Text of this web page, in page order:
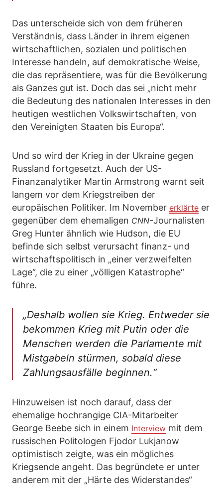
Das unterscheide sich von dem früheren
Verständnis, dass Länder in ihrem eigenen
wirtschaftlichen, sozialen und politischen
Interesse handeln, auf demokratische Weise,
die das repräsentiere, was für die Bevölkerung
als Ganzes gut ist. Doch das sei „nicht mehr
die Bedeutung des nationalen Interesses in den
heutigen westlichen Volkswirtschaften, von
den Vereinigten Staaten bis Europa“.
Und so wird der Krieg in der Ukraine gegen
Russland fortgesetzt. Auch der US-
Finanzanalytiker Martin Armstrong warnt seit
langem vor dem Kriegstreiben der
europäischen Politiker. Im November erklärte er
gegenüber dem ehemaligen CNN-Journalisten
Greg Hunter ähnlich wie Hudson, die EU
befinde sich selbst verursacht finanz- und
wirtschaftspolitisch in „einer verzweifelten
Lage“, die zu einer „völligen Katastrophe“
führe.
„Deshalb wollen sie Krieg. Entweder sie
bekommen Krieg mit Putin oder die
Menschen werden die Parlamente mit
Mistgabeln stürmen, sobald diese
Zahlungsausfälle beginnen.“
Hinzuweisen ist noch darauf, dass der
ehemalige hochrangige CIA-Mitarbeiter
George Beebe sich in einem Interview mit dem
russischen Politologen Fjodor Lukjanow
optimistisch zeigte, was ein mögliches
Kriegsende angeht. Das begründete er unter
anderem mit der „Härte des Widerstandes“